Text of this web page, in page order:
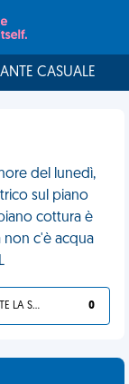
CASUALE
del lunedì,
sul piano
cottura è
non c'è acqua
SVEGLIATI, TE LA SEI CERCATA! 0